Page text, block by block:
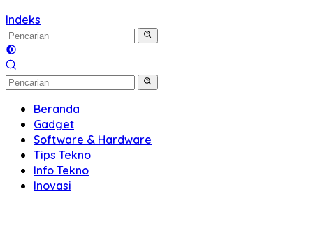
Indeks
Beranda
Gadget
Software & Hardware
Tips Tekno
Info Tekno
Inovasi